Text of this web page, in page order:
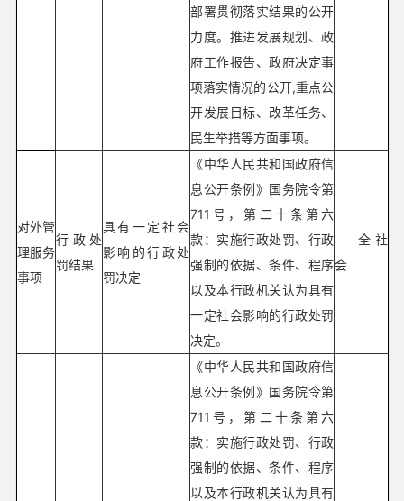
部署贯彻落实结果的公开
力度。推进发展规划、政
府工作报告、政府决定事
项落实情况的公开,重点公
开发展目标、改革任务、
民生举措等方面事项。
对外管
理服务
事项
行政处
罚结果
具有一定社会
影响的行政处
罚决定
《中华人民共和国政府信
息公开条例》国务院令第
711号，第二十条第六
款：实施行政处罚、行政
强制的依据、条件、程序
以及本行政机关认为具有
一定社会影响的行政处罚
决定。
全社
会
《中华人民共和国政府信
息公开条例》国务院令第
711号，第二十条第六
款：实施行政处罚、行政
强制的依据、条件、程序
以及本行政机关认为具有